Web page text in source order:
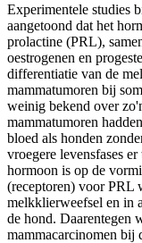
Experimentele studies
aangetoond dat het
prolactine (PRL),
oestrogenen en
differentiatie van de
mammatumoren bij
weinig bekend over
mammatumoren
bloed als honden
vroegere levensfases
hormoon is op de
(receptoren) voor PRL
melkklierweefsel en in
de hond. Daarentegen
mammacarcinomen bij